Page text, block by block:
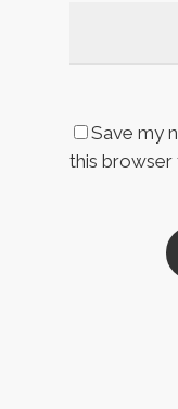
Save my
this browser